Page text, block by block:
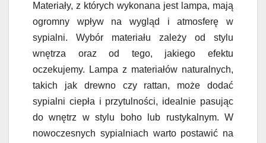
Materiały, z których wykonana jest lampa, mają
ogromny wpływ na wygląd i atmosferę w
sypialni. Wybór materiału zależy od stylu
wnętrza oraz od tego, jakiego efektu
oczekujemy. Lampa z materiałów naturalnych,
takich jak drewno czy rattan, może dodać
sypialni ciepła i przytulności, idealnie pasując
do wnętrz w stylu boho lub rustykalnym. W
nowoczesnych sypialniach warto postawić na